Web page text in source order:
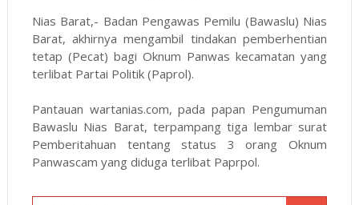
Nias Barat,- Badan Pengawas Pemilu (Bawaslu) Nias
Barat, akhirnya mengambil tindakan pemberhentian
tetap (Pecat) bagi Oknum Panwas kecamatan yang
terlibat Partai Politik (Paprol).
Pantauan wartanias.com, pada papan Pengumuman
Bawaslu Nias Barat, terpampang tiga lembar surat
Pemberitahuan tentang status 3 orang Oknum
Panwascam yang diduga terlibat Paprpol.